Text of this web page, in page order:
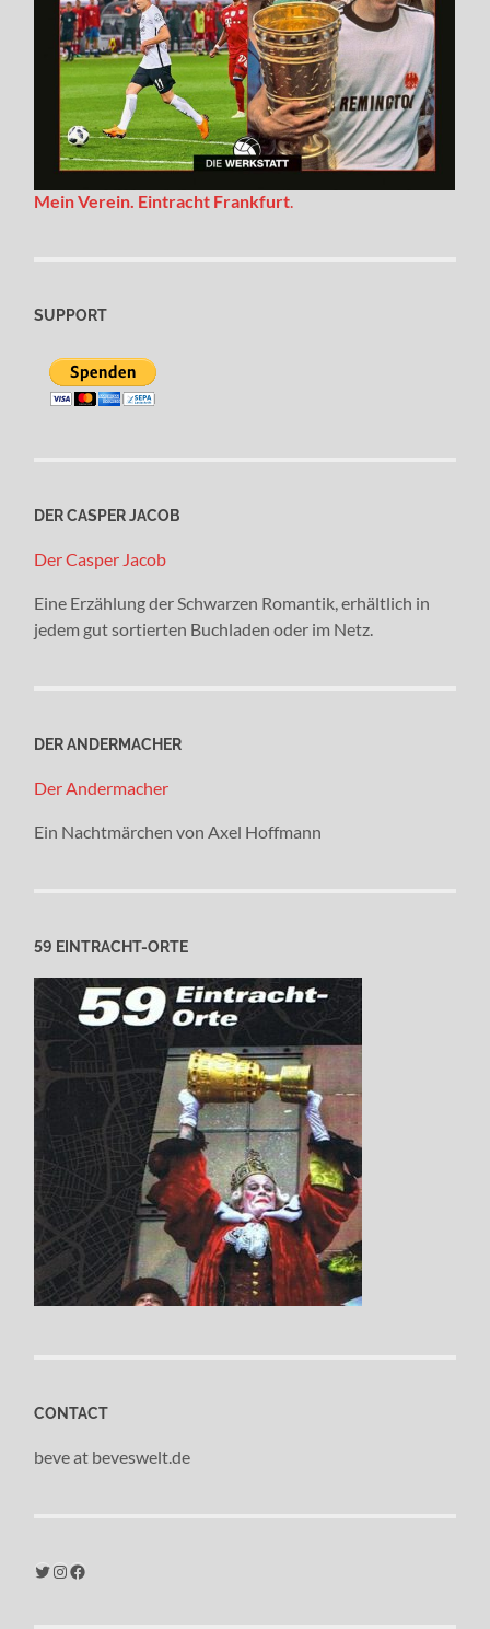
Mein Verein. Eintracht Frankfurt.
SUPPORT
DER CASPER JACOB
Der Casper Jacob
Eine Erzählung der Schwarzen Romantik, erhältlich in
jedem gut sortierten Buchladen oder im Netz.
DER ANDERMACHER
Der Andermacher
Ein Nachtmärchen von Axel Hoffmann
59 EINTRACHT-ORTE
CONTACT
beve at beveswelt.de
Twitter Instagram Facebook